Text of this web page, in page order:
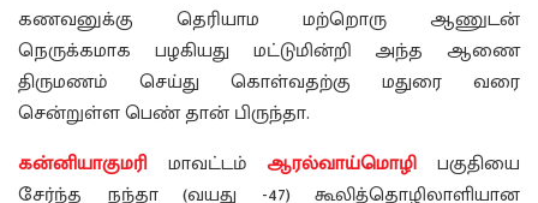
கணவனுக்கு தெரியாம மற்றொரு ஆணுடன்
நெருக்கமாக பழகியது மட்டுமின்றி அந்த ஆணை
திருமணம் செய்து கொள்வதற்கு மதுரை வரை
சென்றுள்ள பெண் தான் பிருந்தா.
கன்னியாகுமரி மாவட்டம்ஆரல்வாய்மொழி
பகுதியை
சேர்ந்த நந்தா (வயது -47) கூலித்தொழிலாளியான